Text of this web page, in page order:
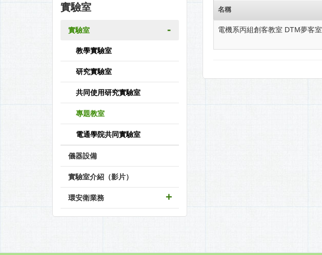
實驗室
實驗室
教學實驗室
研究實驗室
共同使用研究實驗室
專題教室
電通學院共同實驗室
儀器設備
實驗室介紹（影片）
環安衛業務
名稱
電機系丙組創客教室 DTM夢客室